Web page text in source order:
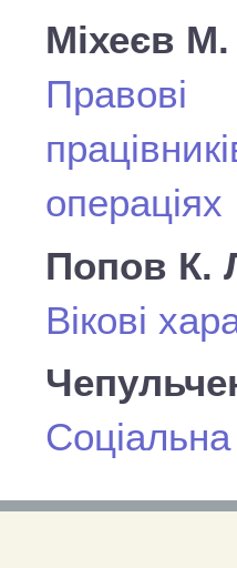
Міхеєв
Правові
операціях
Попов К.
Вікові
Соціальна